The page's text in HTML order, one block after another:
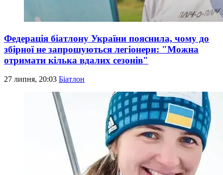
Федерація біатлону України пояснила, чому до
збірної не запрошуються легіонери: "Можна
отримати кілька вдалих сезонів"
27 липня, 20:03 Біатлон